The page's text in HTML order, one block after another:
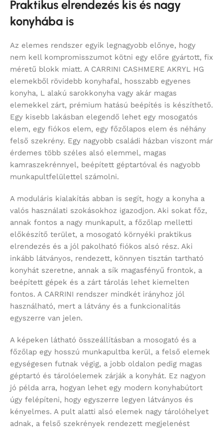
Praktikus elrendezés kis és nagy
konyhába is
Az elemes rendszer egyik legnagyobb előnye, hogy
nem kell kompromisszumot kötni egy előre gyártott, fix
méretű blokk miatt. A CARRINI CASHMERE AKRYL HG
elemekből rövidebb konyhafal, hosszabb egyenes
konyha, L alakú sarokkonyha vagy akár magas
elemekkel zárt, prémium hatású beépítés is készíthető.
Egy kisebb lakásban elegendő lehet egy mosogatós
elem, egy fiókos elem, egy főzőlapos elem és néhány
felső szekrény. Egy nagyobb családi házban viszont már
érdemes több széles alsó elemmel, magas
kamraszekrénnyel, beépített géptartóval és nagyobb
munkapultfelülettel számolni.
A moduláris kialakítás abban is segít, hogy a konyha a
valós használati szokásokhoz igazodjon. Aki sokat főz,
annak fontos a nagy munkapult, a főzőlap melletti
előkészítő terület, a mosogató környéki praktikus
elrendezés és a jól pakolható fiókos alsó rész. Aki
inkább látványos, rendezett, könnyen tisztán tartható
konyhát szeretne, annak a sík magasfényű frontok, a
beépített gépek és a zárt tárolás lehet kiemelten
fontos. A CARRINI rendszer mindkét irányhoz jól
használható, mert a látvány és a funkcionalitás
egyszerre van jelen.
A képeken látható összeállításban a mosogató és a
főzőlap egy hosszú munkapultba kerül, a felső elemek
egységesen futnak végig, a jobb oldalon pedig magas
géptartó és tárolóelemek zárják a konyhát. Ez nagyon
jó példa arra, hogyan lehet egy modern konyhabútort
úgy felépíteni, hogy egyszerre legyen látványos és
kényelmes. A pult alatti alsó elemek nagy tárolóhelyet
adnak, a felső szekrények rendezett megjelenést